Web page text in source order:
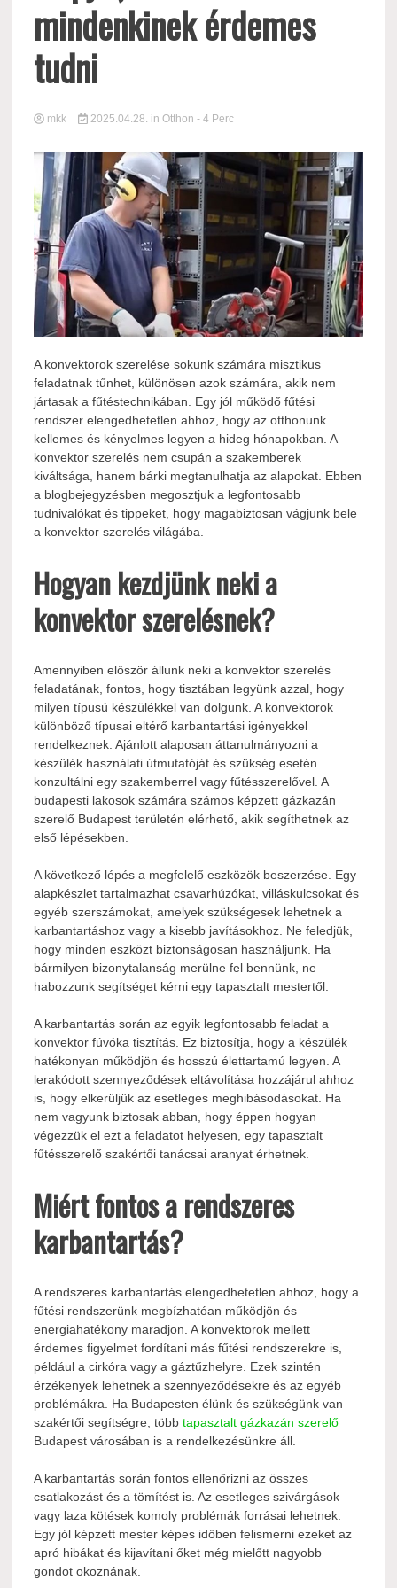
mindenkinek érdemes
tudni
mkk 2025.04.28. in Otthon - 4 Perc
A konvektorok szerelése sokunk számára misztikus
feladatnak tűnhet, különösen azok számára, akik nem
jártasak a fűtéstechnikában. Egy jól működő fűtési
rendszer elengedhetetlen ahhoz, hogy az otthonunk
kellemes és kényelmes legyen a hideg hónapokban. A
konvektor szerelés nem csupán a szakemberek
kiváltsága, hanem bárki megtanulhatja az alapokat. Ebben
a blogbejegyzésben megosztjuk a legfontosabb
tudnivalókat és tippeket, hogy magabiztosan vágjunk bele
a konvektor szerelés világába.
Hogyan kezdjünk neki a
konvektor szerelésnek?
Amennyiben először állunk neki a konvektor szerelés
feladatának, fontos, hogy tisztában legyünk azzal, hogy
milyen típusú készülékkel van dolgunk. A konvektorok
különböző típusai eltérő karbantartási igényekkel
rendelkeznek. Ajánlott alaposan áttanulmányozni a
készülék használati útmutatóját és szükség esetén
konzultálni egy szakemberrel vagy fűtésszerelővel. A
budapesti lakosok számára számos képzett gázkazán
szerelő Budapest területén elérhető, akik segíthetnek az
első lépésekben.
A következő lépés a megfelelő eszközök beszerzése. Egy
alapkészlet tartalmazhat csavarhúzókat, villáskulcsokat és
egyéb szerszámokat, amelyek szükségesek lehetnek a
karbantartáshoz vagy a kisebb javításokhoz. Ne feledjük,
hogy minden eszközt biztonságosan használjunk. Ha
bármilyen bizonytalanság merülne fel bennünk, ne
habozzunk segítséget kérni egy tapasztalt mestertől.
A karbantartás során az egyik legfontosabb feladat a
konvektor fúvóka tisztítás. Ez biztosítja, hogy a készülék
hatékonyan működjön és hosszú élettartamú legyen. A
lerakódott szennyeződések eltávolítása hozzájárul ahhoz
is, hogy elkerüljük az esetleges meghibásodásokat. Ha
nem vagyunk biztosak abban, hogy éppen hogyan
végezzük el ezt a feladatot helyesen, egy tapasztalt
fűtésszerelő szakértői tanácsai aranyat érhetnek.
Miért fontos a rendszeres
karbantartás?
A rendszeres karbantartás elengedhetetlen ahhoz, hogy a
fűtési rendszerünk megbízhatóan működjön és
energiahatékony maradjon. A konvektorok mellett
érdemes figyelmet fordítani más fűtési rendszerekre is,
például a cirkóra vagy a gáztűzhelyre. Ezek szintén
érzékenyek lehetnek a szennyeződésekre és az egyéb
problémákra. Ha Budapesten élünk és szükségünk van
szakértői segítségre, többtapasztalt gázkazán szerelő
Budapest városában is a rendelkezésünkre áll.
A karbantartás során fontos ellenőrizni az összes
csatlakozást és a tömítést is. Az esetleges szivárgások
vagy laza kötések komoly problémák forrásai lehetnek.
Egy jól képzett mester képes időben felismerni ezeket az
apró hibákat és kijavítani őket még mielőtt nagyobb
gondot okoznának.